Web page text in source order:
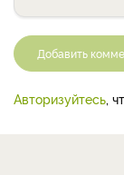
Добавить
Авторизуйтесь,